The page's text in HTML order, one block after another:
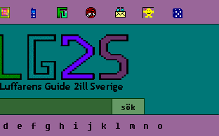
d e f g h i j k l m n
o